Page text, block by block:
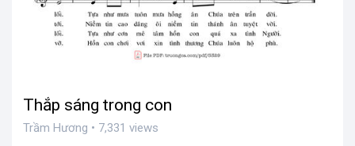
Thắp sáng trong con
Trầm Hương • 7,331 views